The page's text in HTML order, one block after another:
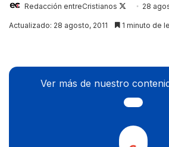
Redacción entreCristianos
Follow
on
28
Actualizado: 28 agosto, 2011 1 minuto de
Ver más de nuestro